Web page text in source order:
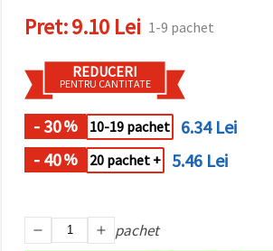
urile făcând
clic pe
toate!" Sau
să vă
indicați
selectând
un tip de
cookie -uri
Pret:9.10 Lei 1-9 pachet
REDUCERI
PENTRU CANTITATE
- 30% 10-19 pachet
6.34 Lei
- 40% 20 pachet + 5.46 Lei
pachet